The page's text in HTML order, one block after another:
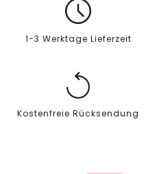
1-3 Werktage Lieferzeit
Kostenfreie Rücksendung